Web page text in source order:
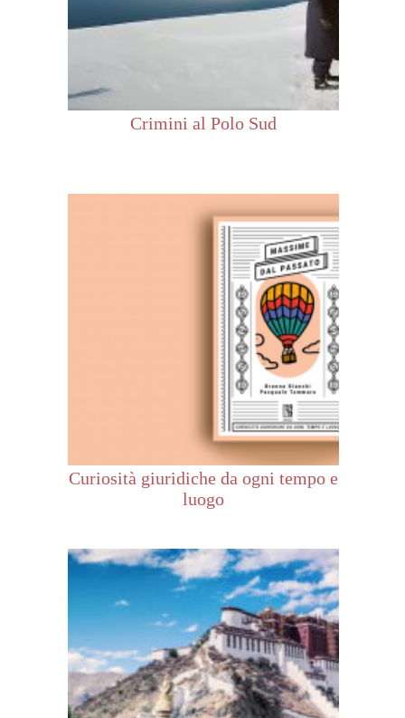
Crimini al Polo Sud
Curiosità giuridiche da ogni tempo e
luogo